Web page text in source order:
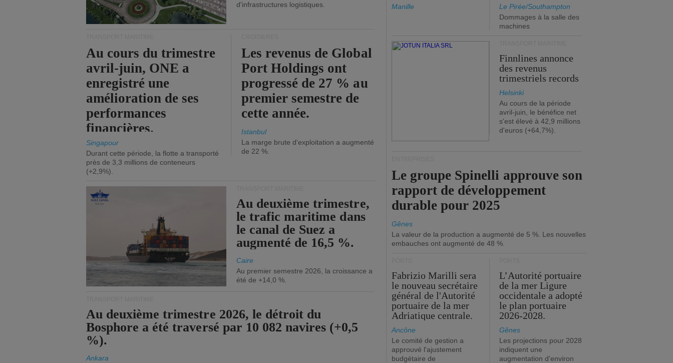
d'infrastructures logistiques.
Au cours du trimestre
avril-juin, ONE a
enregistré une
amélioration de ses
performances
financières.
Singapour
Durant cette période, la flotte a transporté
près de 3,3 millions de conteneurs
(+2,9%).
Les revenus de Global
Port Holdings ont
progressé de 27 % au
premier semestre de
cette année.
Istanbul
La marge brute d'exploitation a augmenté
de 22 %.
Au deuxième trimestre,
le trafic maritime dans
le canal de Suez a
augmenté de 16,5 %.
Caire
Au premier semestre 2026, la croissance a
été de +14,0 %.
Au deuxième trimestre 2026, le détroit du
Bosphore a été traversé par 10 082 navires (+0,5
%).
Ankara
Manille
Le Pirée/Southampton
Dommages à la salle des
machines
Finnlines annonce
des revenus
trimestriels records
Helsinki
Au cours de la période
avril-juin, le bénéfice net
s'est élevé à 42,9 millions
d'euros (+64,7%).
Le groupe Spinelli approuve son
rapport de développement
durable pour 2025
Gênes
La valeur de la production a augmenté de 5 %. Les nouvelles
embauches ont augmenté de 48 %.
Fabrizio Marilli sera
le nouveau secrétaire
général de l'Autorité
portuaire de la mer
Adriatique centrale.
Ancône
Le comité de gestion a
approuvé l'ajustement
budgétaire de
L’Autorité portuaire
de la mer Ligure
occidentale a adopté
le plan portuaire
2026-2028.
Gênes
Les projections pour 2028
indiquent une
augmentation d'environ